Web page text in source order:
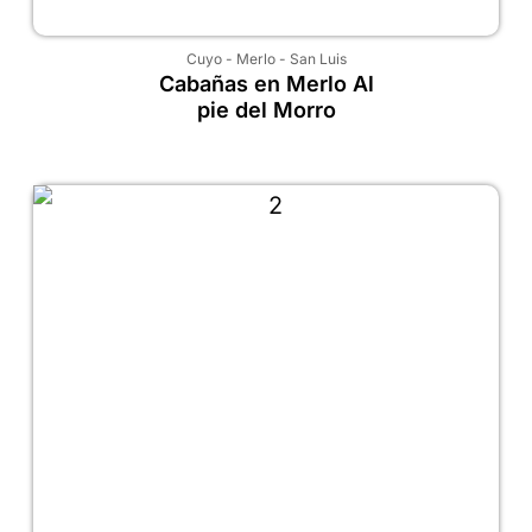
Cuyo- Merlo- San Luis
Cabañas en Merlo Al
pie del Morro